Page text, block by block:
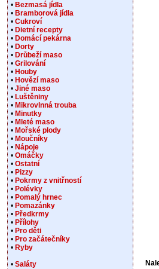
• Bezmasá jídla
• Bramborová jídla
• Cukroví
• Dietní recepty
• Domácí pekárna
• Dorty
• Drůbeží maso
• Grilování
• Houby
• Hovězí maso
• Jiné maso
• Luštěniny
• Mikrovlnná trouba
• Minutky
• Mleté maso
• Mořské plody
• Moučníky
• Nápoje
• Omáčky
• Ostatní
• Pizzy
• Pokrmy z vnitřností
• Polévky
• Pomalý hrnec
• Pomazánky
• Předkrmy
• Přílohy
• Pro děti
• Pro začátečníky
• Ryby
• Saláty